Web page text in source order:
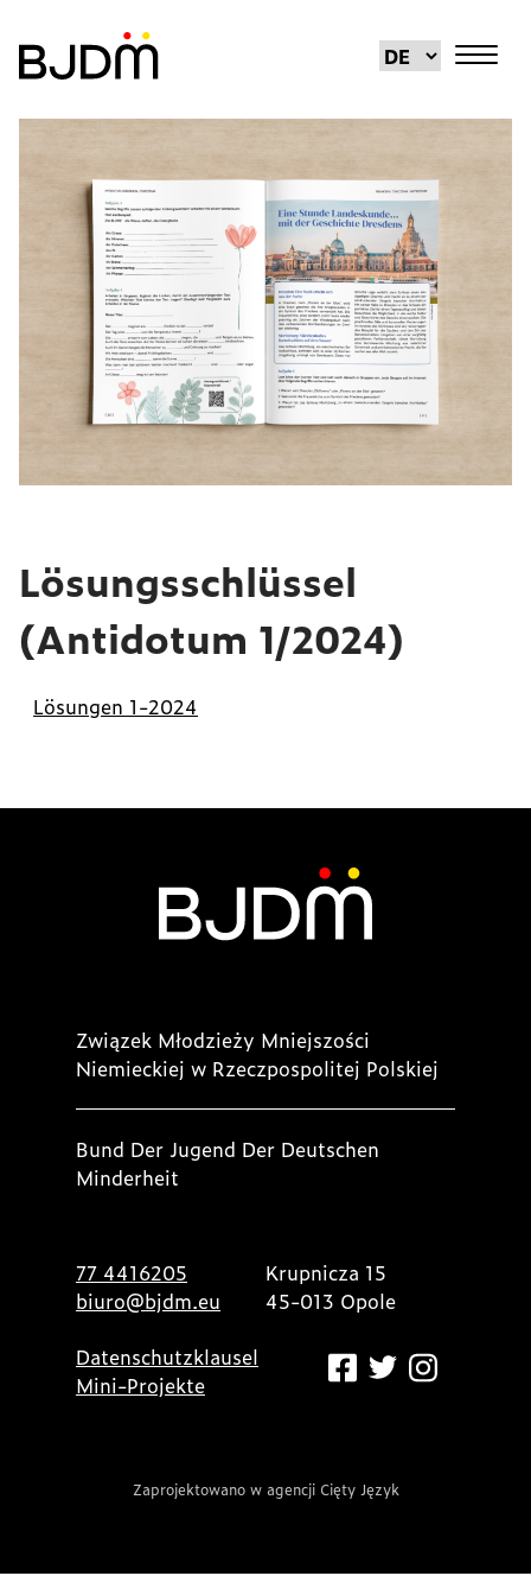
Lösungsschlüssel
(Antidotum 1/2024)
Lösungen 1-2024
Związek Młodzieży Mniejszości
Niemieckiej w Rzeczpospolitej Polskiej
Bund Der Jugend Der Deutschen
Minderheit
77 4416205
biuro@bjdm.eu
Krupnicza 15
45-013 Opole
Datenschutzklausel
Mini-Projekte
Zaprojektowano w agencji Cięty Język